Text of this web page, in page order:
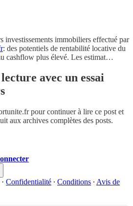
investissements immobiliers effectué par
: des potentiels de rentabilité locative du
cashflow plus élevé. Les estimat…
avec un essai
pour continuer à lire ce post et
aux archives complètes des posts.
· Confidentialité ∙ Conditions ∙ Avis de